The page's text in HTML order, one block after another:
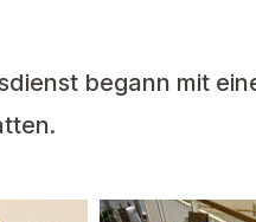
begann mit